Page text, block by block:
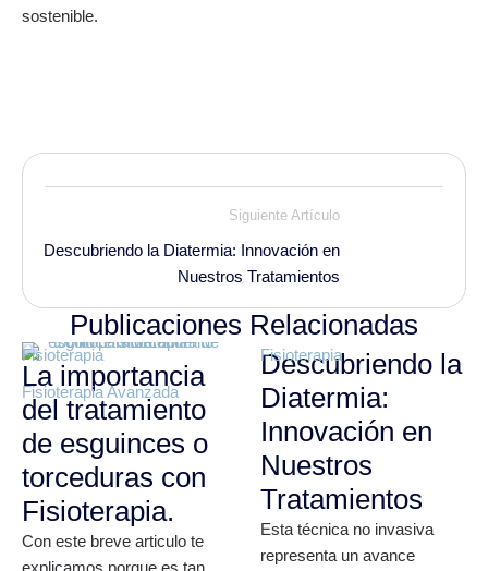
sostenible.
Siguiente Artículo
Descubriendo la Diatermia: Innovación en
Nuestros Tratamientos
Publicaciones Relacionadas
Fisioterapia
Fisioterapia Avanzada
La importancia
del tratamiento
de esguinces o
torceduras con
Fisioterapia.
Con este breve articulo te
explicamos porque es tan
Fisioterapia
Descubriendo la
Diatermia:
Innovación en
Nuestros
Tratamientos
Esta técnica no invasiva
representa un avance